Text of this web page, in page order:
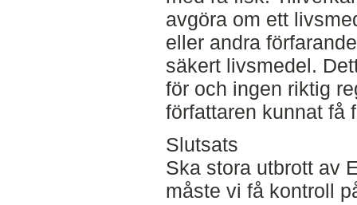
avgöra om ett
eller andra
säkert livsmedel.
för och ingen riktig
författaren kunnat få
Slutsats
Ska stora utbrott av
måste vi få kontroll